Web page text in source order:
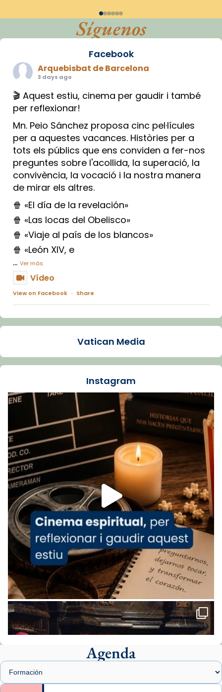
Síguenos
Facebook
Arquebisbat de Barcelona
3 days ago
🎬 Aquest estiu, cinema per gaudir i també
per reflexionar!
Mn. Peio Sánchez proposa cinc pel·lícules
per a aquestes vacances. Històries per a
tots els públics que ens conviden a fer-nos
preguntes sobre l'acollida, la superació, la
convivència, la vocació i la nostra manera
de mirar els altres.
🍿 «El día de la revelación»
🍿 «Las locas del Obelisco»
🍿 «Viaje al país de los blancos»
🍿 «León XIV, e
... Ver más
Vídeo
View on Facebook · Share
Arquebisbat de Barcelona
La Carmina va patir depressió. Fa gairebé
dos mesos, a l'Estadi Lluís Companys, la
Recupera l'entrevista comp
Vatican
tican News 👇
www.vaticannews.va/es/iglesia/news/2026-
07/carmina-historia-depresion-papa-viaje-
espana-testimoni...
Foto
View on Facebook · Share
Arquebisbat de Barcelona
2 weeks ago
«Avui les santes Juliana i Semproniana ens
ajuden a alçar la mirada»
Mons. Sergi Gordo, bisbe de Tortosa, ha
presidit aquest 27 de juliol la missa de Les
Santes de Mataró.
🔗tinyurl.com/cvu5jmbk
📸 J. Merino
Vatican Media
Instagram
Agenda